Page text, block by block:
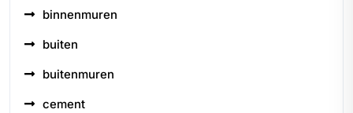
binnenmuren
buiten
buitenmuren
cement